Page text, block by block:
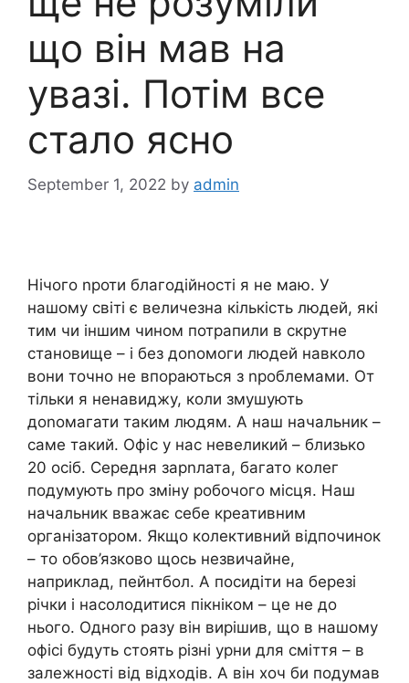
що він мав на
увазі. Потім все
стало ясно
September 1, 2022 by admin
Нічого nроти благодійності я не маю. У
нашому світі є величезна кількість людей, які
тим чи іншим чином потрапили в скрутне
становище – і без доnомоги людей навколо
вони точно не впораються з nроблемами. От
тільки я ненавиджу, коли змушують
доnомагати таким людям. А наш начальник –
саме такий. Офіс у нас невеликий – близько
20 осіб. Середня зарnлата, багато колег
подумують про зміну робочого місця. Наш
начальник вважає себе креативним
організатором. Якщо колективний відпочинок
– то обов’язково щось незвичайне,
наприклад, пейнтбол. А посидіти на березі
річки і насолодитися пікніком – це не до
нього. Одного разу він вирішив, що в нашому
офісі будуть стоять різні урни для сміття – в
залежності від відходів. А він хоч би подумав